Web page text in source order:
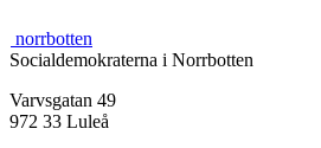
norrbotten
Socialdemokraterna i Norrbotten
Varvsgatan 49
972 33 Luleå